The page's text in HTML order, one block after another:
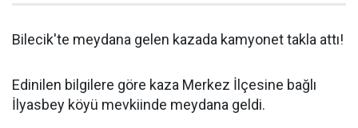
Bilecik'te meydana gelen kazada kamyonet takla attı!
Edinilen bilgilere göre kaza Merkez İlçesine bağlı
İlyasbey köyü mevkiinde meydana geldi.